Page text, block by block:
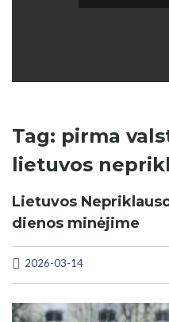
Tag: pirma
lietuvos
Lietuvos
dienos minėjime
2026-03-14